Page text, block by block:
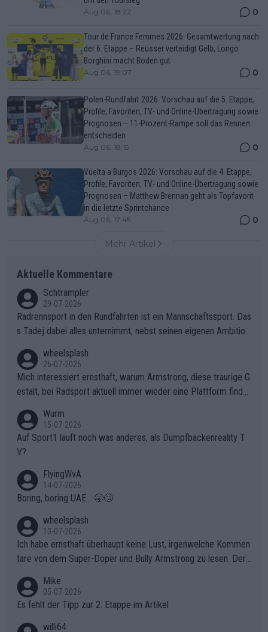
Aug 06, 18:22 0
Tour de France Femmes 2026: Gesamtwertung nach
der 6. Etappe – Reusser verteidigt Gelb, Longo
Borghini macht Boden gut
Aug 06, 19:07 0
Polen-Rundfahrt 2026: Vorschau auf die 5. Etappe,
Profile, Favoriten, TV- und Online-Übertragung sowie
Prognosen – 11-Prozent-Rampe soll das Rennen
entscheiden
Aug 06, 18:15 0
Vuelta a Burgos 2026: Vorschau auf die 4. Etappe,
Profile, Favoriten, TV- und Online-Übertragung sowie
Prognosen – Matthew Brennan geht als Topfavorit
in die letzte Sprintchance
Aug 06, 17:45 0
Mehr Artikel
Aktuelle Kommentare
Schtrampler
29-07-2026
Radrennsport in den Rundfahrten ist ein Mannschaftssport. Das
s Tadej dabei alles unternimmt, nebst seinen eigenen Ambition
ganze Team auch mental stark zu machen und konkret am Erf
olg teilzuhaben, ist ihm ganz hoch anzurechnen. Das ist ein Zei
chen weit über den Radsport hinaus.
wheelsplash
26-07-2026
Mich interessiert ernsthaft, warum Armstrong, diese traurige G
estalt, bei Radsport aktuell immer wieder eine Plattform finde
Wurm
15-07-2026
Auf Sport1 läuft noch was anderes, als Dumpfbackenreality T
V?
FlyingWvA
14-07-2026
Boring, boring UAE... 🥱😴
wheelsplash
13-07-2026
Ich habe ernsthaft überhaupt keine Lust, irgenwelche Kommen
tare von dem Super-Doper und Bully Armstrong zu lesen. Der
r die gehört nicht in dieses Medium!
Mike
05-07-2026
Es fehlt der Tipp zur 2. Etappe im Artikel
willi64